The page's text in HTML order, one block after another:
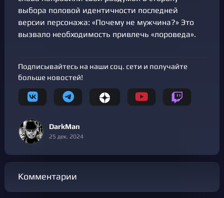
выбора половой идентичности последней
версии персонажа: «Почему не мужчина?» Это
вызвало необходимость привлечь «лороведа».
Подписывайтесь на наши соц. сети и получайте
больше новостей!
DarkMan
25 дек. 2024
Комментарии